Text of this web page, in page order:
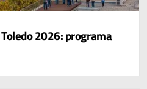
2026: programa